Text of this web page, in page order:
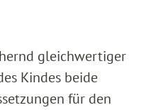
gleichwertiger
Kindes beide
für den